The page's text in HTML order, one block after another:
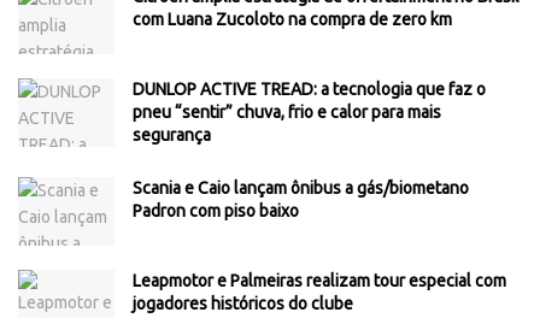
com Luana Zucoloto na compra de zero km
DUNLOP ACTIVE TREAD: a tecnologia que faz o
pneu “sentir” chuva, frio e calor para mais
segurança
Scania e Caio lançam ônibus a gás/biometano
Padron com piso baixo
Leapmotor e Palmeiras realizam tour especial com
jogadores históricos do clube